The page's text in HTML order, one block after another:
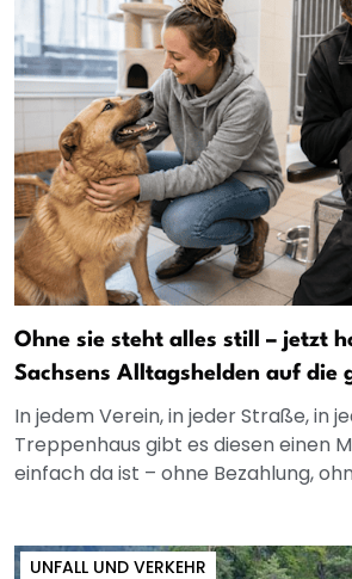
Ohne sie steht alles still – jetzt
Sachsens Alltagshelden auf die
In jedem Verein, in jeder Straße, in
Treppenhaus gibt es diesen einen
einfach da ist – ohne Bezahlung,
UNFALL UND VERKEHR